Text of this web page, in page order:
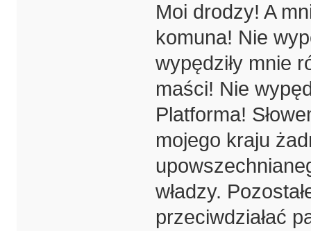
Moi drodzy! A
komuna! Nie
wypędziły mnie
maści! Nie
Platforma!
mojego kraju
władzy.
przeciwdziałać